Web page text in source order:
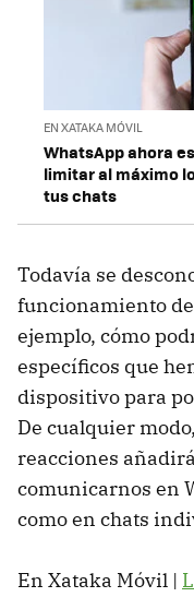
EN XATAKA MÓVIL
WhatsApp ahora
limitar al máximo
tus chats
Todavía se
funcionamiento
ejemplo, cómo
específicos que
dispositivo para
De cualquier
reacciones
comunicarnos en
como en chats
En Xataka Móvil |